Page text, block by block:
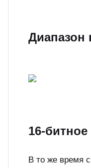
Диапазон
16-
В то же время